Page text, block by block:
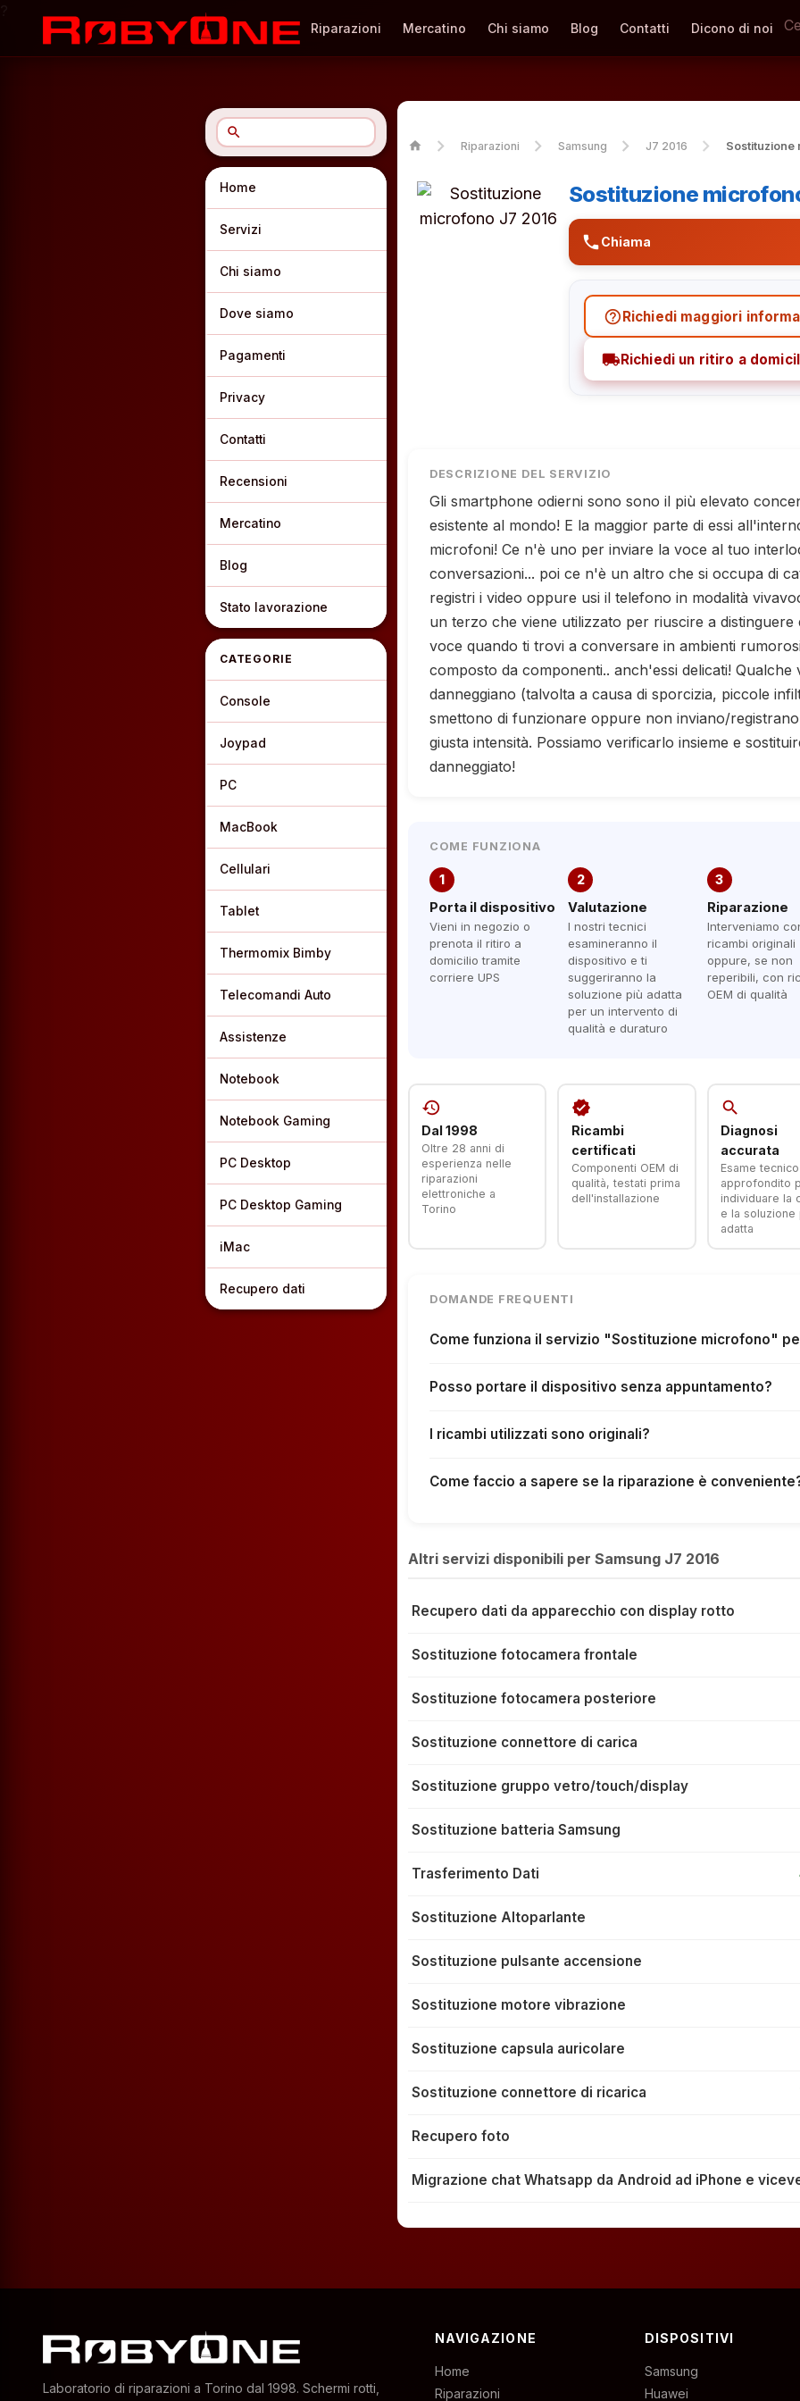
Riparazioni Mercatino Chi siamo Blog Contatti Dicono di noi
search
Home
Servizi
Chi siamo
Dove siamo
Pagamenti
Privacy
Contatti
Recensioni
Mercatino
Blog
Stato lavorazione
CATEGORIE
Console
Joypad
PC
MacBook
Cellulari
Tablet
Thermomix Bimby
Telecomandi Auto
Assistenze
Notebook
Notebook Gaming
PC Desktop
PC Desktop Gaming
iMac
Recupero dati
home Riparazioni Samsung J7 2016 Sostituzione
Sostituzione
phoneChiama
help_outlineRichiedi maggiori
local_shippingRichiedi un ritiro a
DESCRIZIONE DEL SERVIZIO
Gli smartphone odierni sono sono il più elevato
esistente al mondo! E la maggior parte di essi
microfoni! Ce n'è uno per inviare la voce al tuo
conversazioni... poi ce n'è un altro che si occupa di
registri i video oppure usi il telefono in modalità
un terzo che viene utilizzato per riuscire a distinguere
voce quando ti trovi a conversare in ambienti
composto da componenti.. anch'essi delicati! Qualche
danneggiano (talvolta a causa di sporcizia, piccole
smettono di funzionare oppure non inviano/
giusta intensità. Possiamo verificarlo insieme e
danneggiato!
COME FUNZIONA
1
Porta il dispositivo
Vieni in negozio o
prenota il ritiro a
domicilio tramite
corriere UPS
2
Valutazione
I nostri tecnici
esamineranno il
dispositivo e ti
suggeriranno la
soluzione più adatta
per un intervento di
qualità e duraturo
3
Riparazione
Interveniamo
ricambi originali
oppure, se non
reperibili, con
OEM di qualità
history
Dal 1998
Oltre 28 anni di
esperienza nelle
riparazioni
elettroniche a
Torino
verified
Ricambi
certificati
Componenti OEM di
qualità, testati prima
dell'installazione
search
Diagnosi
accurata
Esame tecnico
approfondito
individuare la
e la soluzione
adatta
DOMANDE FREQUENTI
Come funziona il servizio "Sostituzione microfono"
Posso portare il dispositivo senza appuntamento?
I ricambi utilizzati sono originali?
Come faccio a sapere se la riparazione è
Altri servizi disponibili per Samsung J7 2016
Recupero dati da apparecchio con display rotto
Sostituzione fotocamera frontale
Sostituzione fotocamera posteriore
Sostituzione connettore di carica
Sostituzione gruppo vetro/touch/display
Sostituzione batteria Samsung
Trasferimento Dati
Sostituzione Altoparlante
Sostituzione pulsante accensione
Sostituzione motore vibrazione
Sostituzione capsula auricolare
Sostituzione connettore di ricarica
Recupero foto
Migrazione chat Whatsapp da Android ad iPhone e
Laboratorio di riparazioni a Torino dal 1998. Schermi rotti,
NAVIGAZIONE
Home
Riparazioni
DISPOSITIVI
Samsung
Huawei